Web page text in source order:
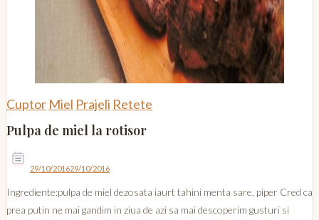
Cuptor Miel Prajeli Retete
Pulpa de miel la rotisor
29/10/201629/10/2016
Ingrediente:pulpa de miel dezosata iaurt tahini menta sare, piper Cred ca
prea putin ne mai gandim in ziua de azi sa mai descoperim gusturi si